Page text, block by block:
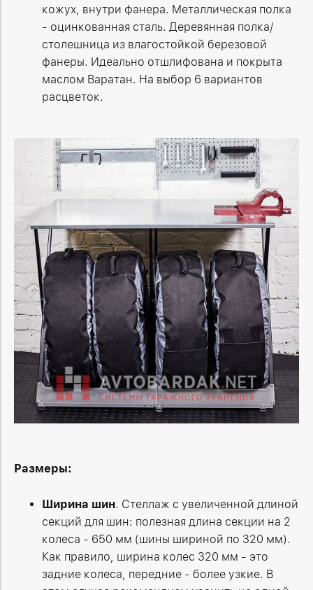
кожух, внутри фанера. Металлическая полка
- оцинкованная сталь. Деревянная полка/
столешница из влагостойкой березовой
фанеры. Идеально отшлифована и покрыта
маслом Варатан. На выбор 6 вариантов
расцветок.
Размеры:
Ширина шин. Стеллаж с увеличенной длиной
секций для шин: полезная длина секции на 2
колеса - 650 мм (шины шириной по 320 мм).
Как правило, ширина колес 320 мм - это
задние колеса, передние - более узкие. В